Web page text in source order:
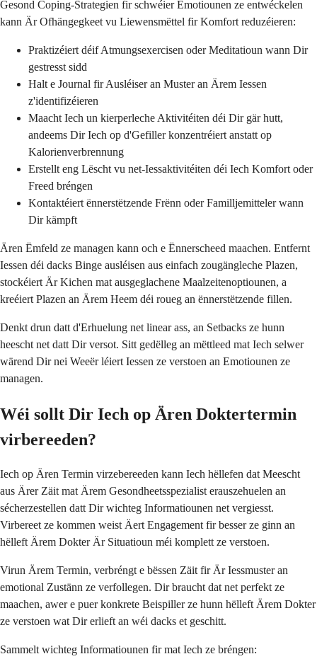
Gesond Coping-Strategien fir schwéier Emotiounen ze entwéckelen
kann Är Ofhängegkeet vu Liewensmëttel fir Komfort reduzéieren:
Praktizéiert déif Atmungsexercisen oder Meditatioun wann Dir
gestresst sidd
Halt e Journal fir Ausléiser an Muster an Ärem Iessen
z'identifizéieren
Maacht Iech un kierperleche Aktivitéiten déi Dir gär hutt,
andeems Dir Iech op d'Gefiller konzentréiert anstatt op
Kalorienverbrennung
Erstellt eng Lëscht vu net-Iessaktivitéiten déi Iech Komfort oder
Freed bréngen
Kontaktéiert ënnerstëtzende Frënn oder Familljemitteler wann
Dir kämpft
Ären Ëmfeld ze managen kann och e Ënnerscheed maachen. Entfernt
Iessen déi dacks Binge ausléisen aus einfach zougängleche Plazen,
stockéiert Är Kichen mat ausgeglachene Maalzeitenoptiounen, a
kreéiert Plazen an Ärem Heem déi roueg an ënnerstëtzende fillen.
Denkt drun datt d'Erhuelung net linear ass, an Setbacks ze hunn
heescht net datt Dir versot. Sitt gedëlleg an mëttleed mat Iech selwer
wärend Dir nei Weeër léiert Iessen ze verstoen an Emotiounen ze
managen.
Wéi sollt Dir Iech op Ären Doktertermin
virbereeden?
Iech op Ären Termin virzebereeden kann Iech hëllefen dat Meescht
aus Ärer Zäit mat Ärem Gesondheetsspezialist erauszehuelen an
sécherzestellen datt Dir wichteg Informatiounen net vergiesst.
Virbereet ze kommen weist Äert Engagement fir besser ze ginn an
hëlleft Ärem Dokter Är Situatioun méi komplett ze verstoen.
Virun Ärem Termin, verbréngt e bëssen Zäit fir Är Iessmuster an
emotional Zustänn ze verfollegen. Dir braucht dat net perfekt ze
maachen, awer e puer konkrete Beispiller ze hunn hëlleft Ärem Dokter
ze verstoen wat Dir erlieft an wéi dacks et geschitt.
Sammelt wichteg Informatiounen fir mat Iech ze bréngen: